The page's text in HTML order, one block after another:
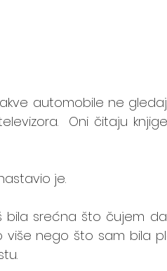
automobile ne
Oni čitaju
je.
bila srećna što čujem
više nego što sam bila